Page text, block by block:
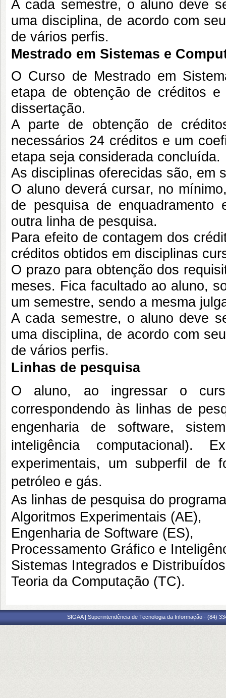
A cada semestre, o aluno deve
uma disciplina, de acordo com
de vários perfis.
Mestrado em Sistemas e
O Curso de Mestrado em
etapa de obtenção de créditos
dissertação.
A parte de obtenção de
necessários 24 créditos e um
etapa seja considerada concluída.
As disciplinas oferecidas são, em
O aluno deverá cursar, no
de pesquisa de
outra linha de pesquisa.
Para efeito de contagem dos
créditos obtidos em disciplinas
O prazo para obtenção dos
meses. Fica facultado ao aluno,
um semestre, sendo a mesma
A cada semestre, o aluno deve
uma disciplina, de acordo com
de vários perfis.
Linhas de pesquisa
O aluno, ao ingressar o
correspondendo às linhas de
engenharia de software,
inteligência computacional).
experimentais, um subperfil de
petróleo e gás.
As linhas de pesquisa do
Algoritmos Experimentais (AE),
Engenharia de Software (ES),
Processamento Gráfico e
Sistemas Integrados e
Teoria da Computação (TC).
SIGAA | Superintendência de Tecnologia da Informação - (84)